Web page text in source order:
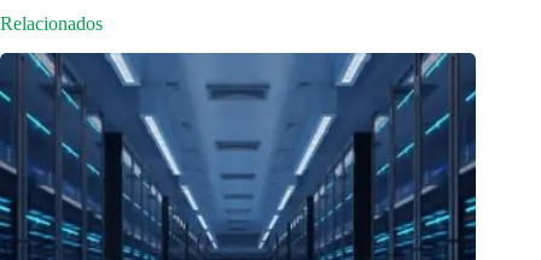
Relacionados